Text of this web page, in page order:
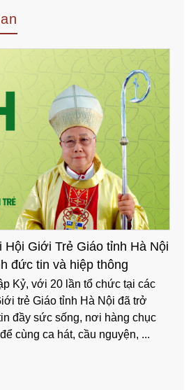
Trẻ Giáo tỉnh Hà Nội lần thứ
Hà Nội lần thứ XXI sẽ được
Giáo phận Thái Bình từ ngày
đề: “Chúng tôi cùng đi với anh”
gửi đến quý Đấng ...